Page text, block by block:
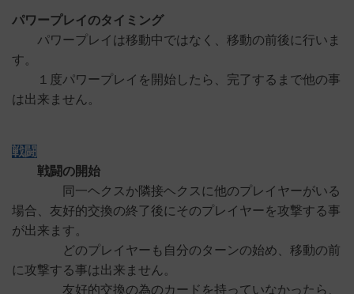
パワープレイのタイミング
パワープレイは移動中ではなく、移動の前後に行いま
す。
１度パワープレイを開始したら、完了するまで他の事
は出来ません。
戦闘
戦闘の開始
同一ヘクスか隣接ヘクスに他のプレイヤーがいる
場合、友好的交換の終了後にそのプレイヤーを攻撃する事
が出来ます。
どのプレイヤーも自分のターンの始め、移動の前
に攻撃する事は出来ません。
友好的交換の為のカードを持っていなかったら、